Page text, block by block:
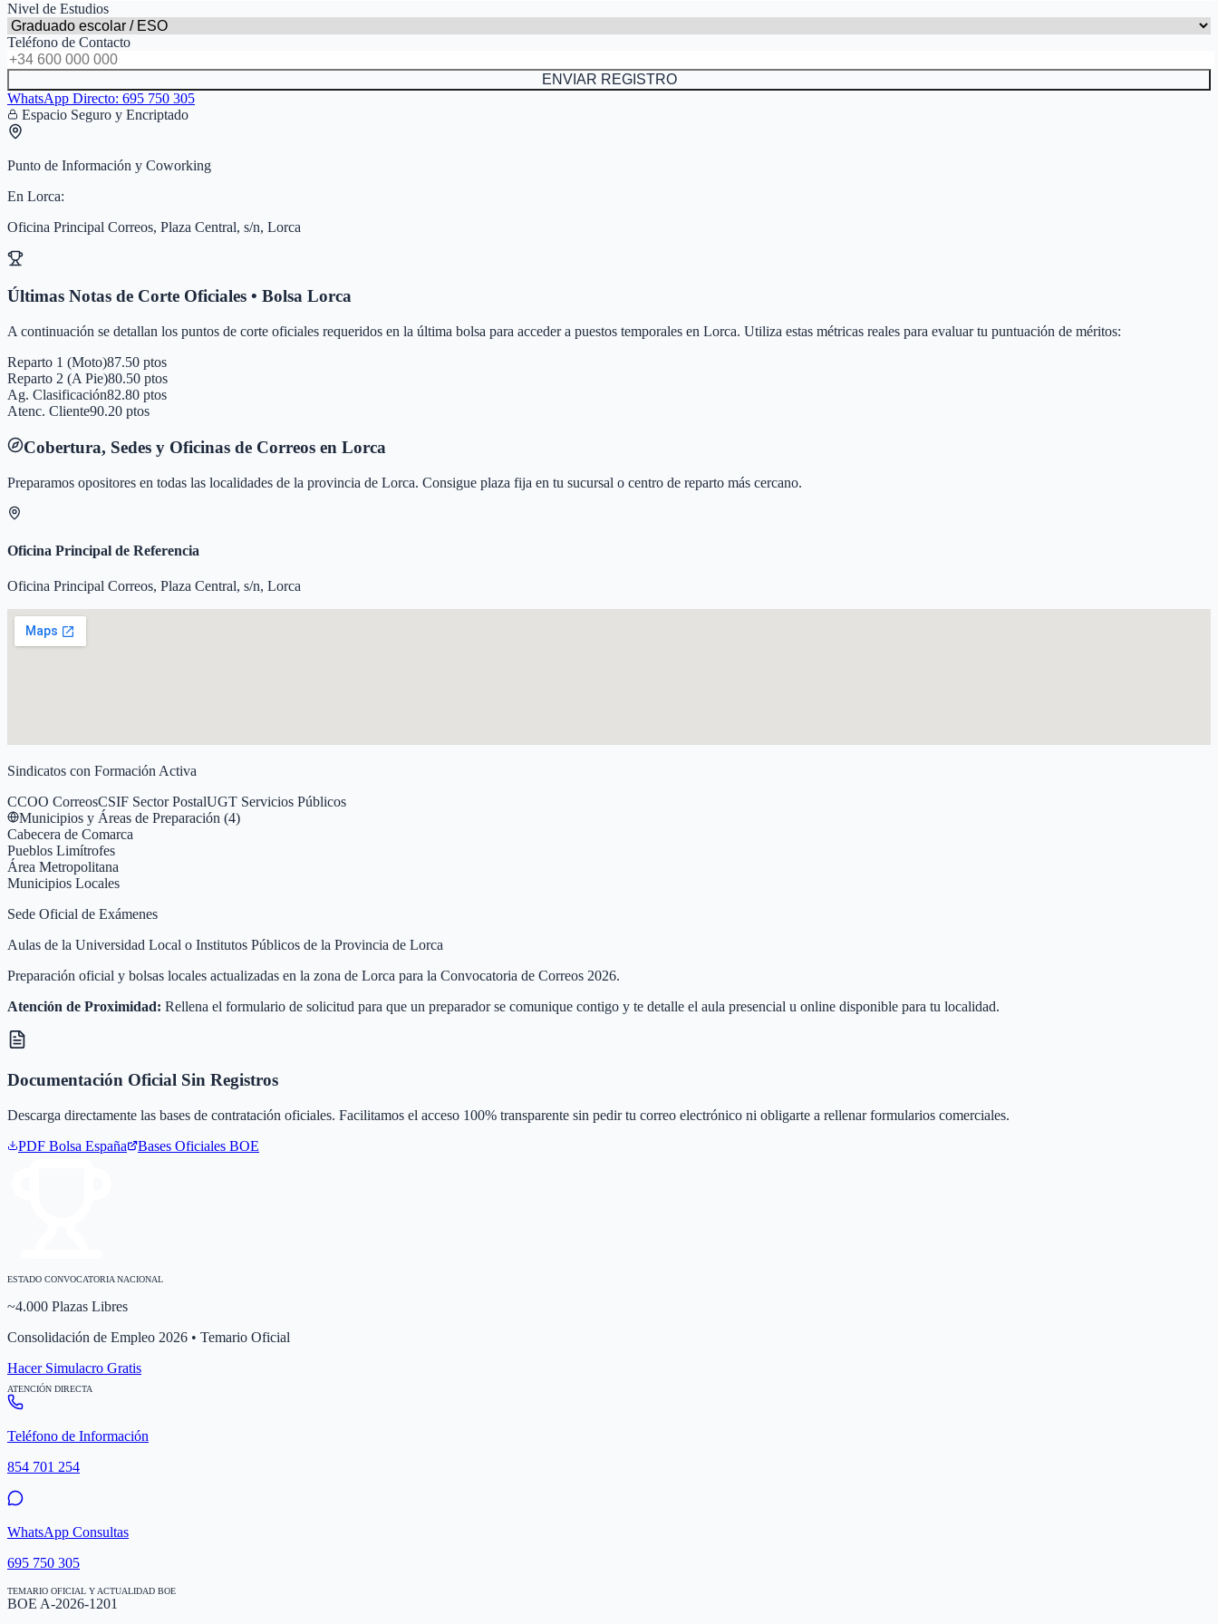
Nivel de Estudios
Teléfono de Contacto
ENVIAR REGISTRO
WhatsApp Directo: 695 750 305
Espacio Seguro y Encriptado
Punto de Información y Coworking
En Lorca:
Oficina Principal Correos, Plaza Central, s/n, Lorca
Últimas Notas de Corte Oficiales • Bolsa Lorca
A continuación se detallan los puntos de corte oficiales requeridos en la última bolsa para acceder a puestos temporales en Lorca. Utiliza estas métricas reales para evaluar tu puntuación de méritos:
Reparto 1 (Moto)87.50 ptos
Reparto 2 (A Pie)80.50 ptos
Ag. Clasificación82.80 ptos
Atenc. Cliente90.20 ptos
Cobertura, Sedes y Oficinas de Correos en Lorca
Preparamos opositores en todas las localidades de la provincia de Lorca. Consigue plaza fija en tu sucursal o centro de reparto más cercano.
Oficina Principal de Referencia
Oficina Principal Correos, Plaza Central, s/n, Lorca
Sindicatos con Formación Activa
CCOO CorreosCSIF Sector PostalUGT Servicios Públicos
Municipios y Áreas de Preparación (4)
Cabecera de Comarca
Pueblos Limítrofes
Área Metropolitana
Municipios Locales
Sede Oficial de Exámenes
Aulas de la Universidad Local o Institutos Públicos de la Provincia de Lorca
Preparación oficial y bolsas locales actualizadas en la zona de Lorca para la Convocatoria de Correos 2026.
Atención de Proximidad: Rellena el formulario de solicitud para que un preparador se comunique contigo y te detalle el aula presencial u online disponible para tu localidad.
Documentación Oficial Sin Registros
Descarga directamente las bases de contratación oficiales. Facilitamos el acceso 100% transparente sin pedir tu correo electrónico ni obligarte a rellenar formularios comerciales.
PDF Bolsa España Bases Oficiales BOE
ESTADO CONVOCATORIA NACIONAL
~4.000 Plazas Libres
Consolidación de Empleo 2026 • Temario Oficial
Hacer Simulacro Gratis
ATENCIÓN DIRECTA
Teléfono de Información
854 701 254
WhatsApp Consultas
695 750 305
TEMARIO OFICIAL Y ACTUALIDAD BOE
BOE A-2026-1201